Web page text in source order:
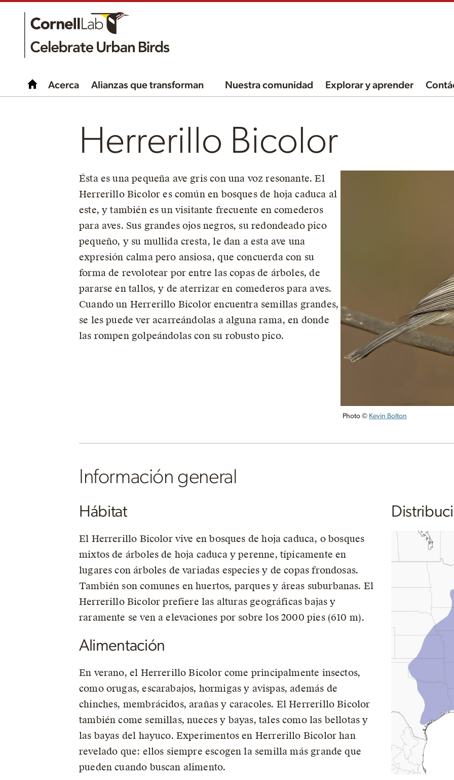
Acerca Alianzas que transforman Nuestra comunidad Explorar y aprender
Herrerillo Bicolor
Ésta es una pequeña ave gris con una voz resonante. El
Herrerillo Bicolor es común en bosques de hoja caduca al
este, y también es un visitante frecuente en comederos
para aves. Sus grandes ojos negros, su redondeado pico
pequeño, y su mullida cresta, le dan a esta ave una
expresión calma pero ansiosa, que concuerda con su
forma de revolotear por entre las copas de árboles, de
pararse en tallos, y de aterrizar en comederos para aves.
Cuando un Herrerillo Bicolor encuentra semillas grandes,
se les puede ver acarreándolas a alguna rama, en donde
las rompen golpeándolas con su robusto pico.
Photo © Kevin Bolton
Información general
Hábitat
El Herrerillo Bicolor vive en bosques de hoja caduca, o bosques
mixtos de árboles de hoja caduca y perenne, típicamente en
lugares con árboles de variadas especies y de copas frondosas.
También son comunes en huertos, parques y áreas suburbanas. El
Herrerillo Bicolor prefiere las alturas geográficas bajas y
raramente se ven a elevaciones por sobre los 2000 pies (610 m).
Alimentación
En verano, el Herrerillo Bicolor come principalmente insectos,
como orugas, escarabajos, hormigas y avispas, además de
chinches, membrácidos, arañas y caracoles. El Herrerillo Bicolor
también come semillas, nueces y bayas, tales como las bellotas y
las bayas del hayuco. Experimentos en Herrerillo Bicolor han
revelado que: ellos siempre escogen la semilla más grande que
pueden cuando buscan alimento.